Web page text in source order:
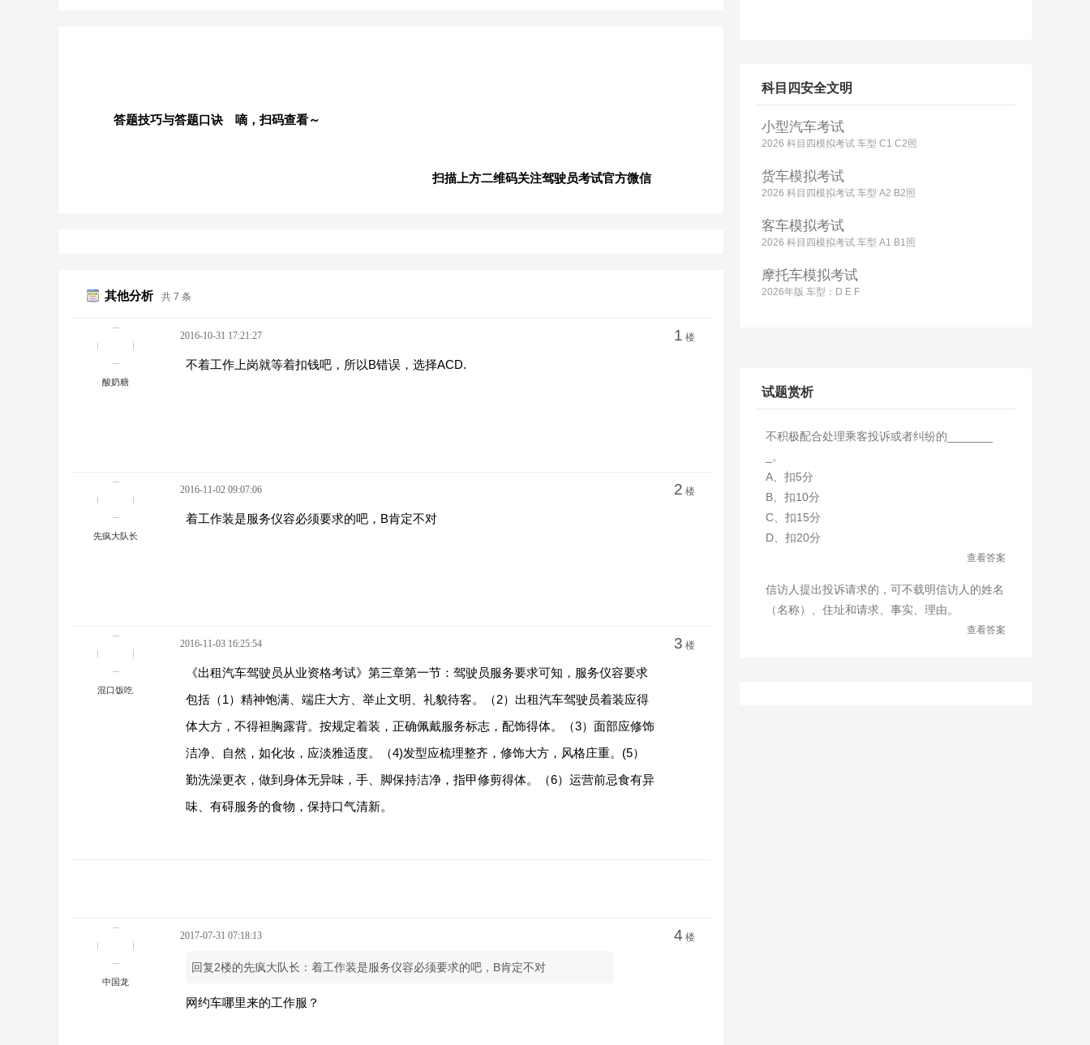
答题技巧与答题口诀 嘀，扫码查看～
扫描上方二维码关注驾驶员考试官方微信
其他分析 共 7 条
酸奶糖
2016-10-31 17:21:27 1 楼
不着工作上岗就等着扣钱吧，所以B错误，选择ACD.
先疯大队长
2016-11-02 09:07:06 2 楼
着工作装是服务仪容必须要求的吧，B肯定不对
混口饭吃
2016-11-03 16:25:54 3 楼
《出租汽车驾驶员从业资格考试》第三章第一节：驾驶员服务要求可知，服务仪容要求
包括（1）精神饱满、端庄大方、举止文明、礼貌待客。（2）出租汽车驾驶员着装应得
体大方，不得袒胸露背。按规定着装，正确佩戴服务标志，配饰得体。（3）面部应修饰
洁净、自然，如化妆，应淡雅适度。（4)发型应梳理整齐，修饰大方，风格庄重。(5）
勤洗澡更衣，做到身体无异味，手、脚保持洁净，指甲修剪得体。（6）运营前忌食有异
味、有碍服务的食物，保持口气清新。
中国龙
2017-07-31 07:18:13 4 楼
回复2楼的先疯大队长：着工作装是服务仪容必须要求的吧，B肯定不对
网约车哪里来的工作服？
科目四安全文明
小型汽车考试
2026 科目四模拟考试 车型 C1 C2照
货车模拟考试
2026 科目四模拟考试 车型 A2 B2照
客车模拟考试
2026 科目四模拟考试 车型 A1 B1照
摩托车模拟考试
2026年版 车型：D E F
试题赏析
不积极配合处理乘客投诉或者纠纷的_______
_。
A、扣5分
B、扣10分
C、扣15分
D、扣20分
查看答案
信访人提出投诉请求的，可不载明信访人的姓名
（名称）、住址和请求、事实、理由。
查看答案